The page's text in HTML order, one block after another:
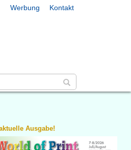
Werbung Kontakt
Ausgabe!